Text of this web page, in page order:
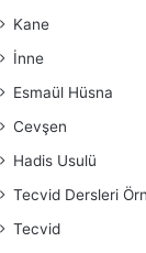
Kane
İnne
Esmaül Hüsna
Cevşen
Hadis Usulü
Tecvid Dersleri
Tecvid